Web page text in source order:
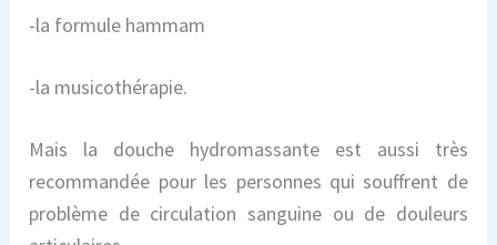
-la formule hammam
-la musicothérapie.
Mais la douche hydromassante est aussi très
recommandée pour les personnes qui souffrent de
problème de circulation sanguine ou de douleurs